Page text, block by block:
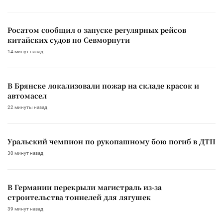
Росатом сообщил о запуске регулярных рейсов
китайских судов по Севморпути
14 минут назад
В Брянске локализовали пожар на складе красок и
автомасел
22 минуты назад
Уральский чемпион по рукопашному бою погиб в ДТП
30 минут назад
В Германии перекрыли магистраль из-за
строительства тоннелей для лягушек
39 минут назад